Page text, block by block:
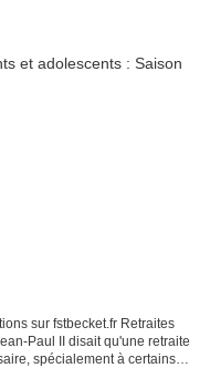
sur fstbecket.fr Retraites
Paul II disait qu'une retraite
spécialement à certains